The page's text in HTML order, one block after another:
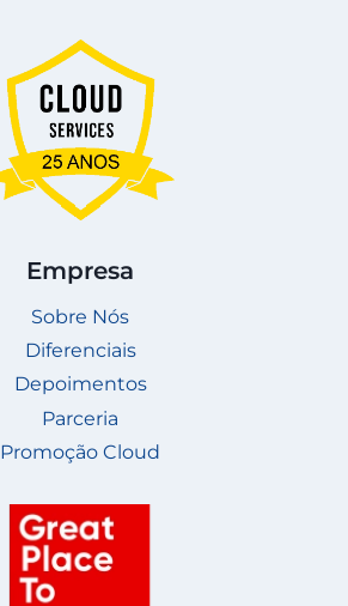
Empresa
Sobre Nós
Diferenciais
Depoimentos
Parceria
Promoção Cloud